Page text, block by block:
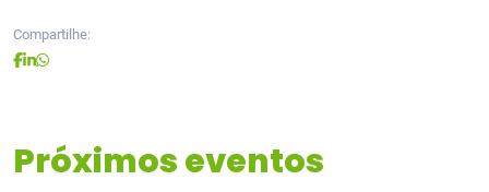
Compartilhe:
Próximos eventos